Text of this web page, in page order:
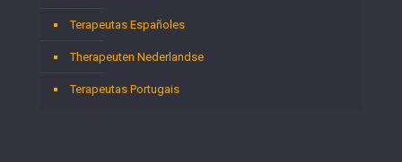
Terapeutas Españoles
Therapeuten Nederlandse
Terapeutas Portugais